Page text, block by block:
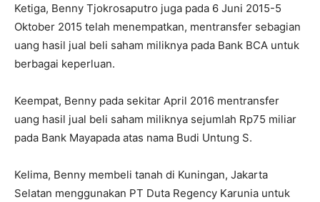
Ketiga, Benny Tjokrosaputro juga pada 6 Juni 2015-5
Oktober 2015 telah menempatkan, mentransfer sebagian
uang hasil jual beli saham miliknya pada Bank BCA untuk
berbagai keperluan.
Keempat, Benny pada sekitar April 2016 mentransfer
uang hasil jual beli saham miliknya sejumlah Rp75 miliar
pada Bank Mayapada atas nama Budi Untung S.
Kelima, Benny membeli tanah di Kuningan, Jakarta
Selatan menggunakan PT Duta Regency Karunia untuk